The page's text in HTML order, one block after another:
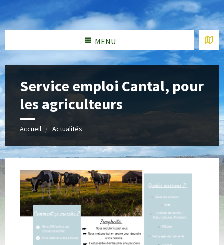
MENU
Service emploi Cantal, pour
les agriculteurs
Accueil Actualités